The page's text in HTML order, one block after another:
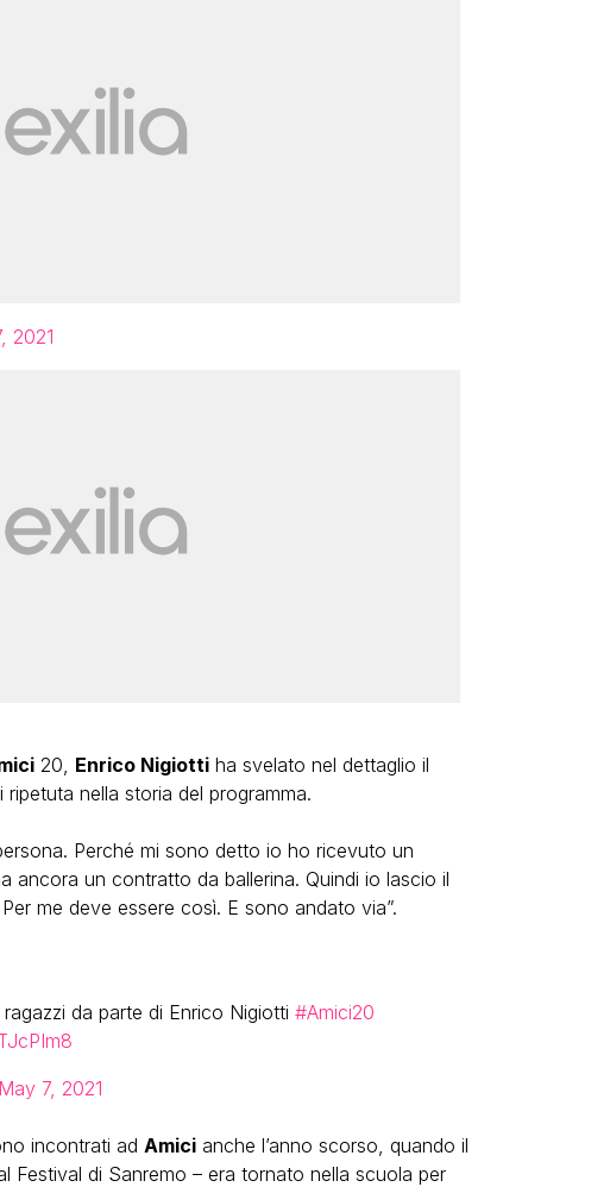
2021
20, Enrico Nigiottiha svelato nel dettaglio il
nella storia del programma.
Perché mi sono detto io ho ricevuto un
ancora un contratto da ballerina. Quindi io lascio il
me deve essere così. E sono andato via”.
da parte di Enrico Nigiotti #Amici20
May 7, 2021
incontrati ad Amicianche l’anno scorso, quando il
Festival di Sanremo – era tornato nella scuola per